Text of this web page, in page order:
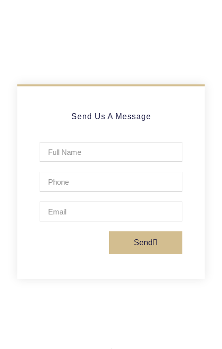
Send Us A Message
Send